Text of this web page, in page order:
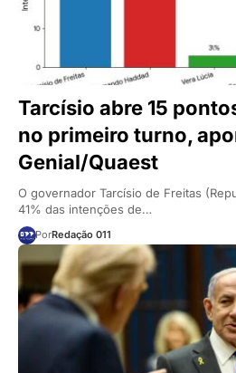
Tarcísio abre 15
no primeiro turno,
Genial/Quaest
O governador Tarcísio de Freitas
41% das intenções de…
PorRedação 011